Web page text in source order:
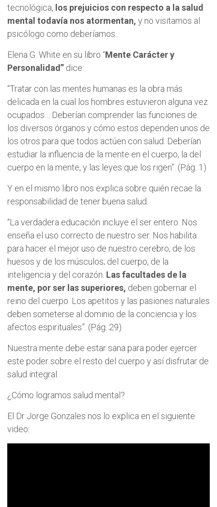
tecnológica, los prejuicios con respecto a la salud
mental todavía nos atormentan, y no visitamos al
psicólogo como deberíamos.
Elena G. White en su libro “Mente Carácter y
Personalidad” dice:
“Tratar con las mentes humanas es la obra más
delicada en la cual los hombres estuvieron alguna vez
ocupados… Deberían comprender las funciones de
los diversos órganos y cómo estos dependen unos de
los otros para que todos actúen con salud. Deberían
estudiar la influencia de la mente en el cuerpo, la del
cuerpo en la mente, y las leyes que los rigen”. (Pág. 1)
Y en el mismo libro nos explica sobre quién recae la
responsabilidad de tener buena salud:
“La verdadera educación incluye el ser entero. Nos
enseña el uso correcto de nuestro ser. Nos habilita
para hacer el mejor uso de nuestro cerebro, de los
huesos y de los músculos; del cuerpo, de la
inteligencia y del corazón. Las facultades de la
mente, por ser las superiores, deben gobernar el
reino del cuerpo. Los apetitos y las pasiones naturales
deben someterse al dominio de la conciencia y los
afectos espirituales”. (Pág. 29)
Nuestra mente debe estar sana para poder ejercer
este poder sobre el resto del cuerpo y así disfrutar de
salud integral.
¿Cómo logramos salud mental?
El Dr Jorge Gonzales nos lo explica en el siguiente
video: